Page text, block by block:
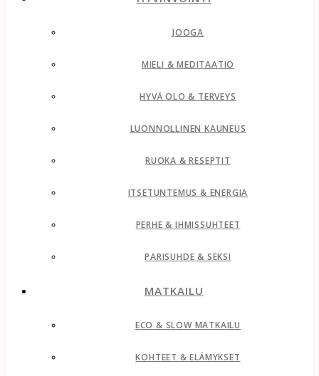
JOOGA
MIELI & MEDITAATIO
HYVÄ OLO & TERVEYS
LUONNOLLINEN KAUNEUS
RUOKA & RESEPTIT
ITSETUNTEMUS & ENERGIA
PERHE & IHMISSUHTEET
PARISUHDE & SEKSI
MATKAILU
ECO & SLOW MATKAILU
KOHTEET & ELÄMYKSET